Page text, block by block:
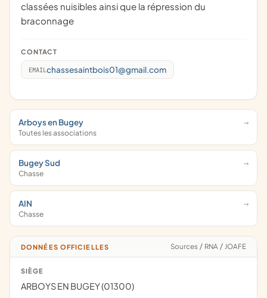
classées nuisibles ainsi que la répression du
braconnage
CONTACT
EMAIL chassesaintbois01@gmail.com
Arboys en Bugey
Toutes les associations
Bugey Sud
Chasse
AIN
Chasse
DONNÉES OFFICIELLES Sources / RNA / JOAFE
SIÈGE
ARBOYS EN BUGEY (01300)